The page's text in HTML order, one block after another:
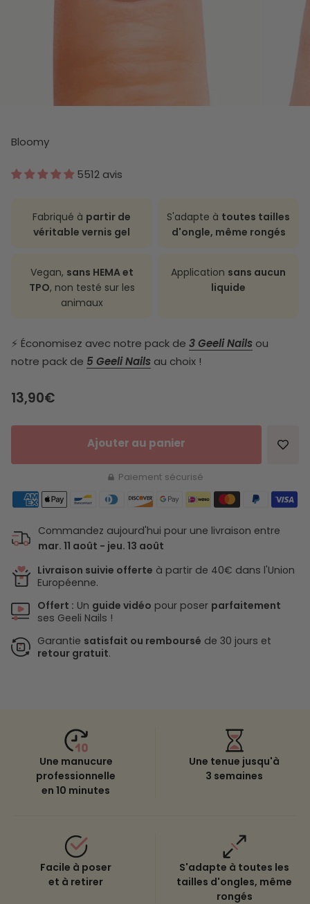
Bloomy
5512 avis
Fabriqué à partir de
véritable vernis gel
S'adapte à toutes tailles
d'ongle, même rongés
Vegan, sans HEMA et
TPO, non testé sur les
animaux
Application sans aucun
liquide
⚡️ Économisez avec notre pack de 3 Geeli Nails ou
notre pack de 5 Geeli Nails au choix !
Prix de vente
13,90€
Ajouter au panier
Paiement sécurisé
Commandez aujourd'hui pour une livraison entre
mar. 11 août - jeu. 13 août
Livraison suivie offerte à partir de 40€ dans l'Union
Européenne.
Offert : Un guide vidéo pour poser parfaitement
ses Geeli Nails !
Garantie satisfait ou remboursé de 30 jours et
retour gratuit.
Une manucure
professionnelle
en 10 minutes
Une tenue jusqu'à
3 semaines
Facile à poser
et à retirer
S'adapte à toutes les
tailles d'ongles, même
rongés